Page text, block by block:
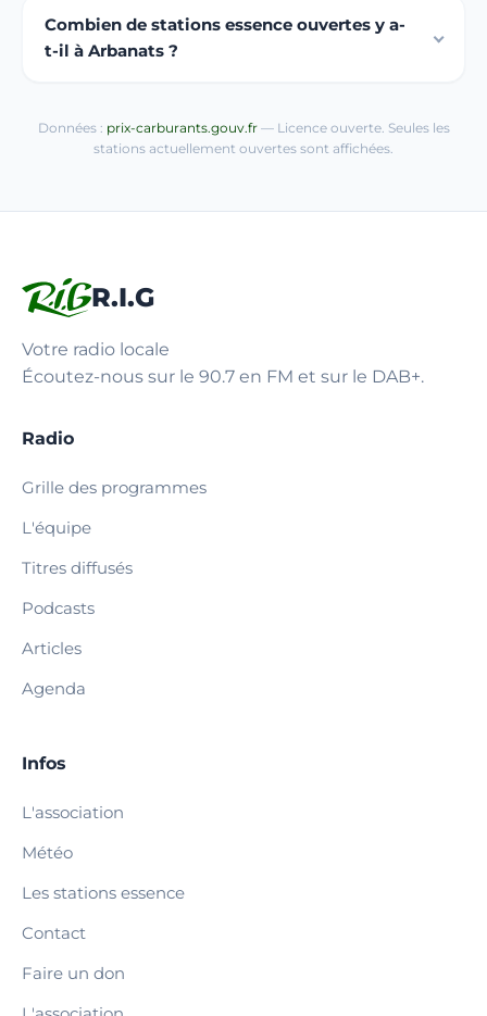
Combien de stations essence ouvertes y a-
t-il à Arbanats ?
Données : prix-carburants.gouv.fr— Licence ouverte. Seules les
stations actuellement ouvertes sont affichées.
R.I.G
Votre radio locale
Écoutez-nous sur le 90.7 en FM et sur le DAB+.
Radio
Grille des programmes
L'équipe
Titres diffusés
Podcasts
Articles
Agenda
Infos
L'association
Météo
Les stations essence
Contact
Faire un don